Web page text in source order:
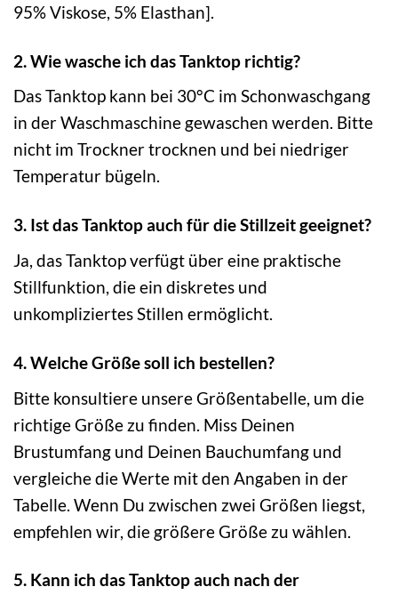
95% Viskose, 5% Elasthan].
2. Wie wasche ich das Tanktop richtig?
Das Tanktop kann bei 30°C im Schonwaschgang
in der Waschmaschine gewaschen werden. Bitte
nicht im Trockner trocknen und bei niedriger
Temperatur bügeln.
3. Ist das Tanktop auch für die Stillzeit geeignet?
Ja, das Tanktop verfügt über eine praktische
Stillfunktion, die ein diskretes und
unkompliziertes Stillen ermöglicht.
4. Welche Größe soll ich bestellen?
Bitte konsultiere unsere Größentabelle, um die
richtige Größe zu finden. Miss Deinen
Brustumfang und Deinen Bauchumfang und
vergleiche die Werte mit den Angaben in der
Tabelle. Wenn Du zwischen zwei Größen liegst,
empfehlen wir, die größere Größe zu wählen.
5. Kann ich das Tanktop auch nach der